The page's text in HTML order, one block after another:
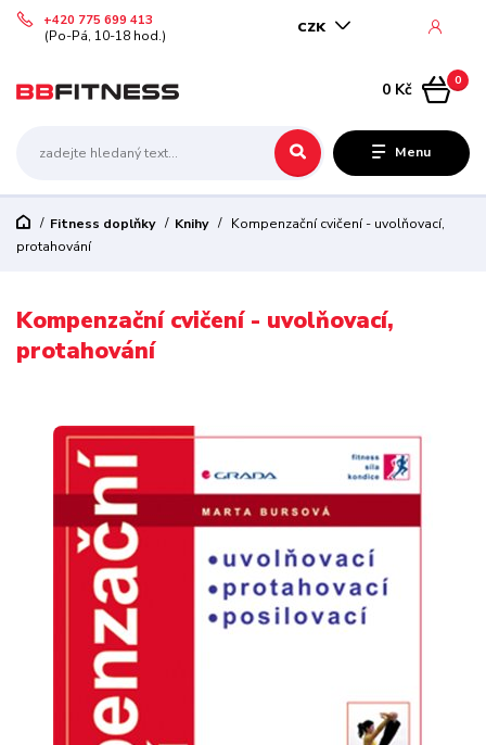
Menu
CZK
+420 775 699 413
(Po-Pá, 10-18 hod.)
0
0 Kč
Fitness doplňky Knihy
Kompenzační cvičení - uvolňovací,
protahování
Kompenzační cvičení - uvolňovací,
protahování